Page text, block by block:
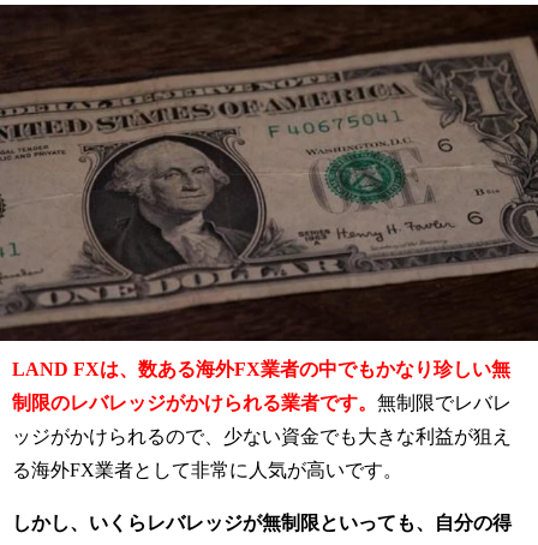
LAND FXは、数ある海外FX業者の中でもかなり珍しい無
制限のレバレッジがかけられる業者です。 無制限でレバレ
ッジがかけられるので、少ない資金でも大きな利益が狙え
る海外FX業者として非常に人気が高いです。
しかし、いくらレバレッジが無制限といっても、自分の得